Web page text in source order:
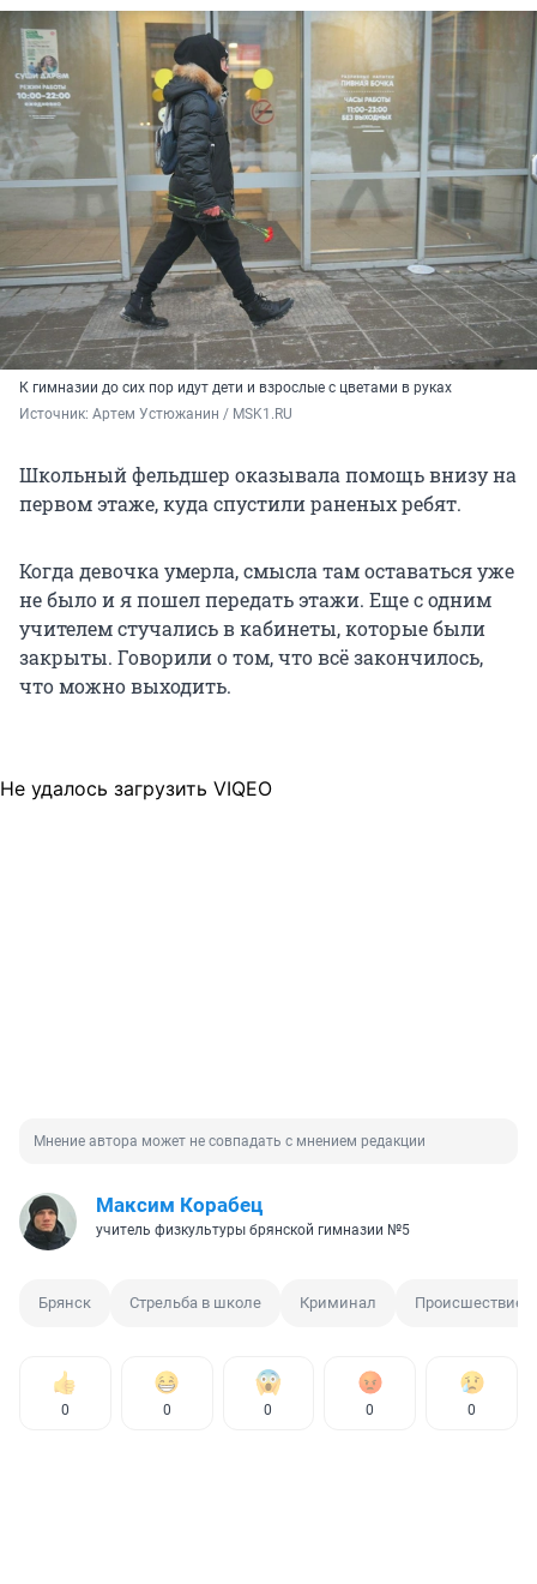
К гимназии до сих пор идут дети и взрослые с цветами в руках
Источник: Артем Устюжанин / MSK1.RU
Школьный фельдшер оказывала помощь внизу на
первом этаже, куда спустили раненых ребят.
Когда девочка умерла, смысла там оставаться уже
не было и я пошел передать этажи. Еще с одним
учителем стучались в кабинеты, которые были
закрыты. Говорили о том, что всё закончилось,
что можно выходить.
Не удалось загрузить VIQEO
Мнение автора может не совпадать с мнением редакции
Максим Корабец
учитель физкультуры брянской гимназии №5
Брянск Стрельба в школе Криминал Происшествие
0 0 0 0 0